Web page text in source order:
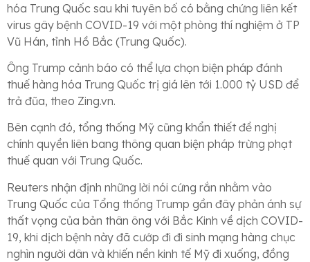
hóa Trung Quốc sau khi tuyên bố có bằng chứng liên kết
virus gây bệnh COVID-19 với một phòng thí nghiệm ở TP
Vũ Hán, tỉnh Hồ Bắc (Trung Quốc).
Ông Trump cảnh báo có thể lựa chọn biện pháp đánh
thuế hàng hóa Trung Quốc trị giá lên tới 1.000 tỷ USD để
trả đũa, theo Zing.vn.
Bên cạnh đó, tổng thống Mỹ cũng khẩn thiết đề nghị
chính quyền liên bang thông quan biện pháp trừng phạt
thuế quan với Trung Quốc.
Reuters nhận định những lời nói cứng rắn nhằm vào
Trung Quốc của Tổng thống Trump gần đây phản ánh sự
thất vọng của bản thân ông với Bắc Kinh về dịch COVID-
19, khi dịch bệnh này đã cướp đi đi sinh mạng hàng chục
nghìn người dân và khiến nền kinh tế Mỹ đi xuống, đồng